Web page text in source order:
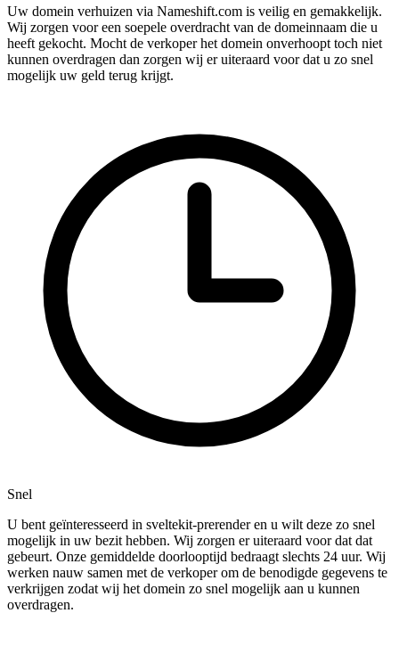
Uw domein verhuizen via Nameshift.com is veilig en gemakkelijk.
Wij zorgen voor een soepele overdracht van de domeinnaam die u
heeft gekocht. Mocht de verkoper het domein onverhoopt toch niet
kunnen overdragen dan zorgen wij er uiteraard voor dat u zo snel
mogelijk uw geld terug krijgt.
Snel
U bent geïnteresseerd in sveltekit-prerender en u wilt deze zo snel
mogelijk in uw bezit hebben. Wij zorgen er uiteraard voor dat dat
gebeurt. Onze gemiddelde doorlooptijd bedraagt slechts 24 uur. Wij
werken nauw samen met de verkoper om de benodigde gegevens te
verkrijgen zodat wij het domein zo snel mogelijk aan u kunnen
overdragen.